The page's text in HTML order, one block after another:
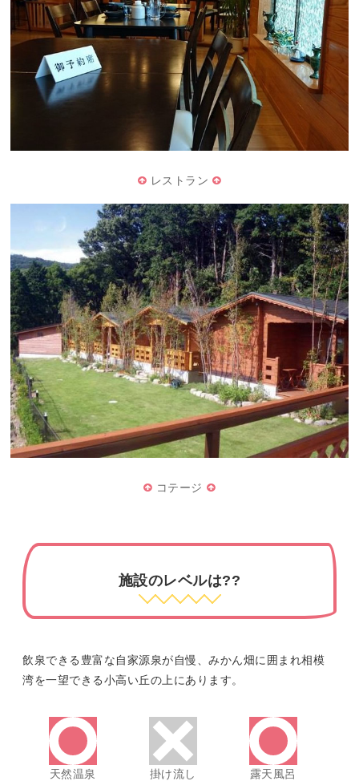
レストラン
コテージ
施設のレベルは??
飲泉できる豊富な自家源泉が自慢、みかん畑に囲まれ相模
湾を一望できる小高い丘の上にあります。
天然温泉 掛け流し 露天風呂